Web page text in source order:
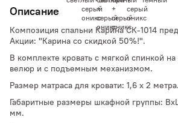
Описание
Композиция спальни Карина СК-1014
Акции: "Карина со скидкой 50%!".
В комплекте кровать с мягкой спинкой
велюр и с подъемным механизмом.
Размер матраса для кровати: 1,6 х 2 метра.
Габаритные размеры шкафной группы:
мм.